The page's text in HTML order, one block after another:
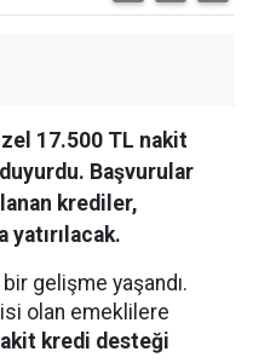
17.500 TL nakit
Başvurular
krediler,
yatırılacak.
gelişme yaşandı.
olan emeklilere
kredi desteği